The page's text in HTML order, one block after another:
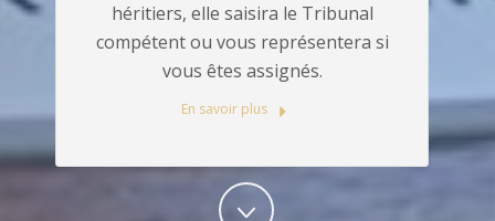
héritiers, elle saisira le Tribunal
compétent ou vous représentera si
vous êtes assignés.
En savoir plus